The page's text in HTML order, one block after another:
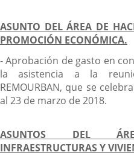
ASUNTO DEL ÁREA DE
PROMOCIÓN ECONÓMICA.
- Aprobación de gasto en
la asistencia a la
REMOURBAN, que se
al 23 de marzo de 2018.
ASUNTOS DEL
INFRAESTRUCTURAS Y